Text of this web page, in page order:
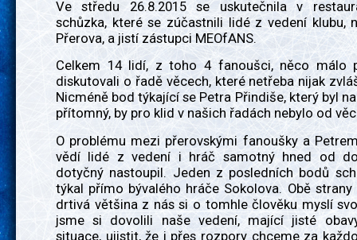
Ve středu 26.8.2015 se uskutečnila v
schůzka, které se zúčastnili lidé z vedení klubu,
Přerova, a jistí zástupci MEOfANS.
Celkem 14 lidí, z toho 4 fanoušci, něco málo
diskutovali o řadě věcech, které netřeba nijak
Nicméně bod týkající se Petra Přindiše, který byl
přítomný, by pro klid v našich řadách nebylo od
O problému mezi přerovskými fanoušky a
vědí lidé z vedení i hráč samotný hned od
dotyčný nastoupil. Jeden z posledních bodů
týkal přímo bývalého hráče Sokolova. Obě strany
drtivá většina z nás si o tomhle člověku myslí
jsme si dovolili naše vedení, mající jisté
situace, ujistit, že i přes rozpory chceme za